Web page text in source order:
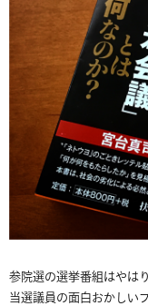
参院選の選挙番組はやは
当選議員の面白おかしい